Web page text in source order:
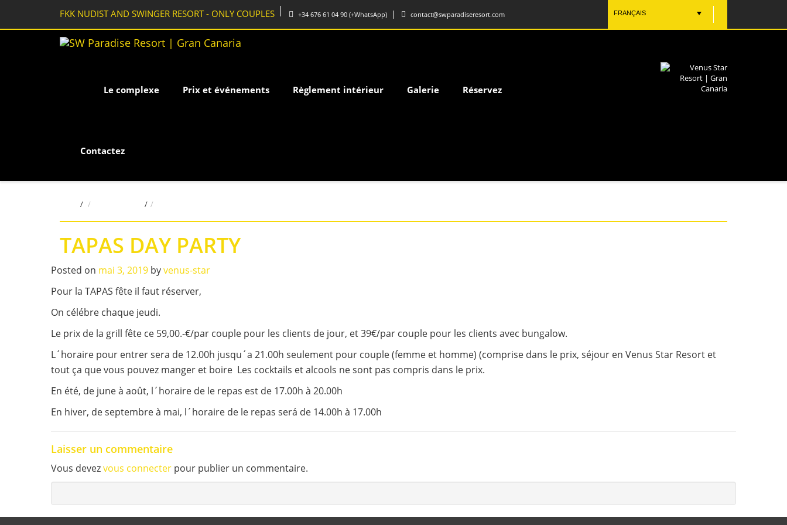
FKK NUDIST AND SWINGER RESORT - ONLY COUPLES +34 676 61 04 90 (+WhatsApp) contact@swparadiseresort.com FRANÇAIS
Le complexe Prix et événements Règlement intérieur Galerie Réservez
Contactez
/ /
TAPAS DAY PARTY
Posted on mai 3, 2019 byvenus-star
Pour la TAPAS fête il faut réserver,
On célébre chaque jeudi.
Le prix de la grill fête ce 59,00.-€/par couple pour les clients de jour, et 39€/par couple pour les clients avec bungalow.
L´horaire pour entrer sera de 12.00h jusqu´a 21.00h seulement pour couple (femme et homme) (comprise dans le prix, séjour en Venus Star Resort et
tout ça que vous pouvez manger et boire Les cocktails et alcools ne sont pas compris dans le prix.
En été, de june à août, l´horaire de le repas est de 17.00h à 20.00h
En hiver, de septembre à mai, l´horaire de le repas será de 14.00h à 17.00h
Laisser un commentaire
Vous devezvous connecter pour publier un commentaire.